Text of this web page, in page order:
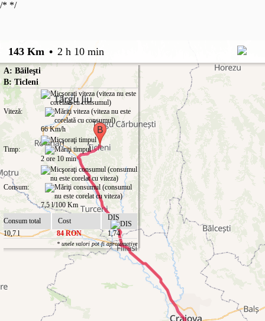
/* */
143 Km • 2 h 10 min
A: Băileşti
B: Ticleni
Viteză:
66 Km/h
Timp:
2 ore 10 min
Consum:
7,5 l/100 Km
Consum total
Cost
DIS
10,7 l
84 RON 1,74
* unele valori pot fi aproximative